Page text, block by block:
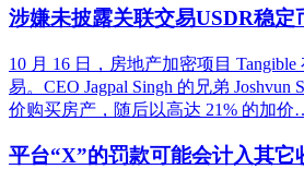
涉嫌未披露关联交易USDR稳定
10 月 16 日，房地产加密项目
易。CEO Jagpal Singh 的兄弟 Joshvun
价购买房产，随后以高达 21% 的加价
平台“X”的罚款可能会计入其它